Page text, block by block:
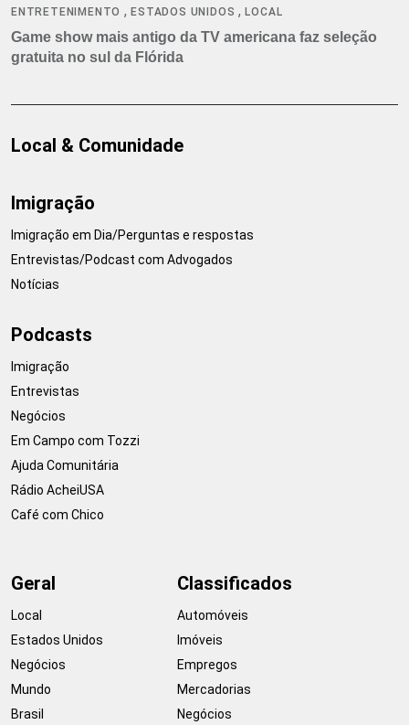
ENTRETENIMENTO ,ESTADOS UNIDOS ,LOCAL
Game show mais antigo da TV americana faz seleção
gratuita no sul da Flórida
Local & Comunidade
Imigração
Imigração em Dia/Perguntas e respostas
Entrevistas/Podcast com Advogados
Notícias
Podcasts
Imigração
Entrevistas
Negócios
Em Campo com Tozzi
Ajuda Comunitária
Rádio AcheiUSA
Café com Chico
Geral
Local
Estados Unidos
Negócios
Mundo
Brasil
Classificados
Automóveis
Imóveis
Empregos
Mercadorias
Negócios